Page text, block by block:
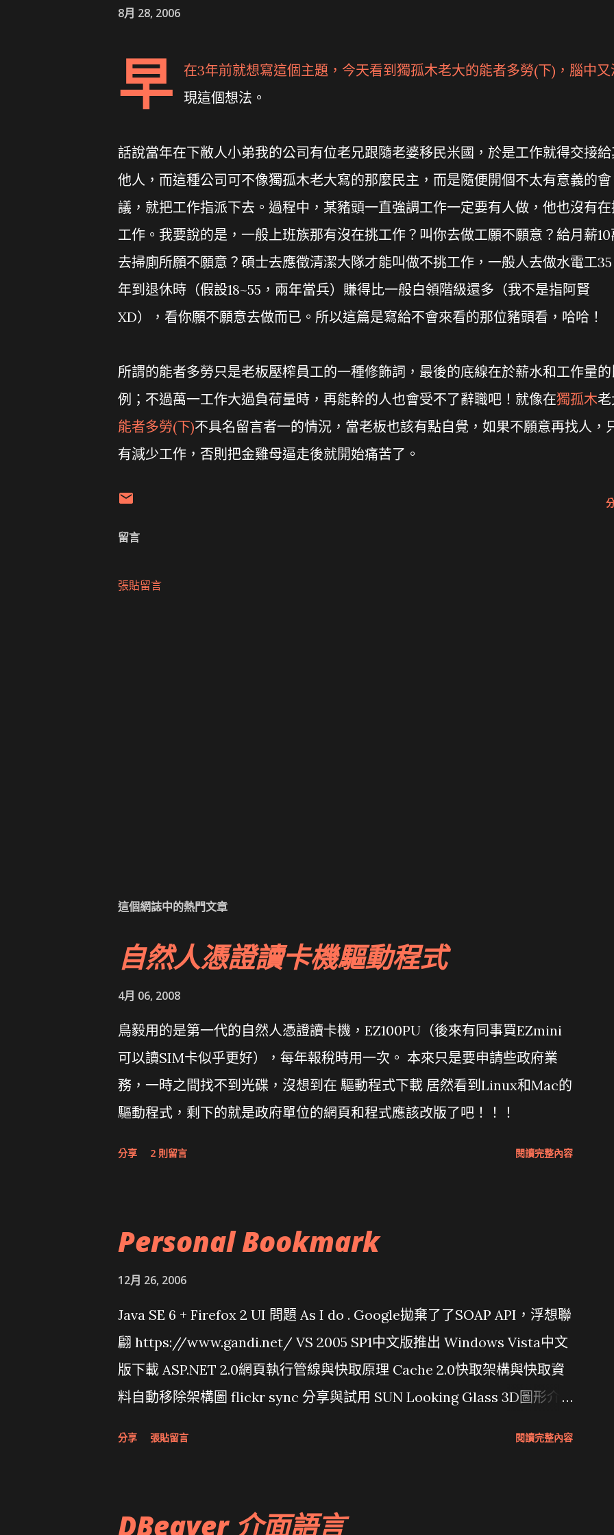
8月 28, 2006
早 在3年前就想寫這個主題，今天看到獨孤木老大的能者多勞(下) ，腦中
現這個想法。
話說當年在下敝人小弟我的公司有位老兄跟隨老婆移民米國，於是工作就得交接給
他人，而這種公司可不像獨孤木老大寫的那麼民主，而是隨便開個不太有意義的會
議，就把工作指派下去。過程中，某豬頭一直強調工作一定要有人做，他也沒有
工作。我要說的是，一般上班族那有沒在挑工作？叫你去做工願不願意？給月薪10
去掃廁所願不願意？碩士去應徵清潔大隊才能叫做不挑工作，一般人去做水電工35
年到退休時（假設18~55，兩年當兵）賺得比一般白領階級還多（我不是指阿賢
XD），看你願不願意去做而已。所以這篇是寫給不會來看的那位豬頭看，哈哈！
所謂的能者多勞只是老板壓榨員工的一種修飾詞，最後的底線在於薪水和工作量
例；不過萬一工作大過負荷量時，再能幹的人也會受不了辭職吧！就像在獨孤木
能者多勞(下)不具名留言者一的情況，當老板也該有點自覺，如果不願意再找人，
有減少工作，否則把金雞母逼走後就開始痛苦了。
留言
張貼留言
這個網誌中的熱門文章
自然人憑證讀卡機驅動程式
4月 06, 2008
鳥毅用的是第一代的自然人憑證讀卡機，EZ100PU（後來有同事買EZmini
可以讀SIM卡似乎更好），每年報稅時用一次。 本來只是要申請些政府業
務，一時之間找不到光碟，沒想到在 驅動程式下載 居然看到Linux和Mac的
驅動程式，剩下的就是政府單位的網頁和程式應該改版了吧！！！
分享 2 則留言 閱讀完整內容
Personal Bookmark
12月 26, 2006
Java SE 6 + Firefox 2 UI 問題 As I do . Google拋棄了了SOAP API，浮想聯
翩 https://www.gandi.net/ VS 2005 SP1中文版推出 Windows Vista中文
版下載 ASP.NET 2.0網頁執行管線與快取原理 Cache 2.0快取架構與快取資
料自動移除架構圖 flickr sync 分享與試用 SUN Looking Glass 3D圖形介
分享 張貼留言 閱讀完整內容
DBeaver 介面語言